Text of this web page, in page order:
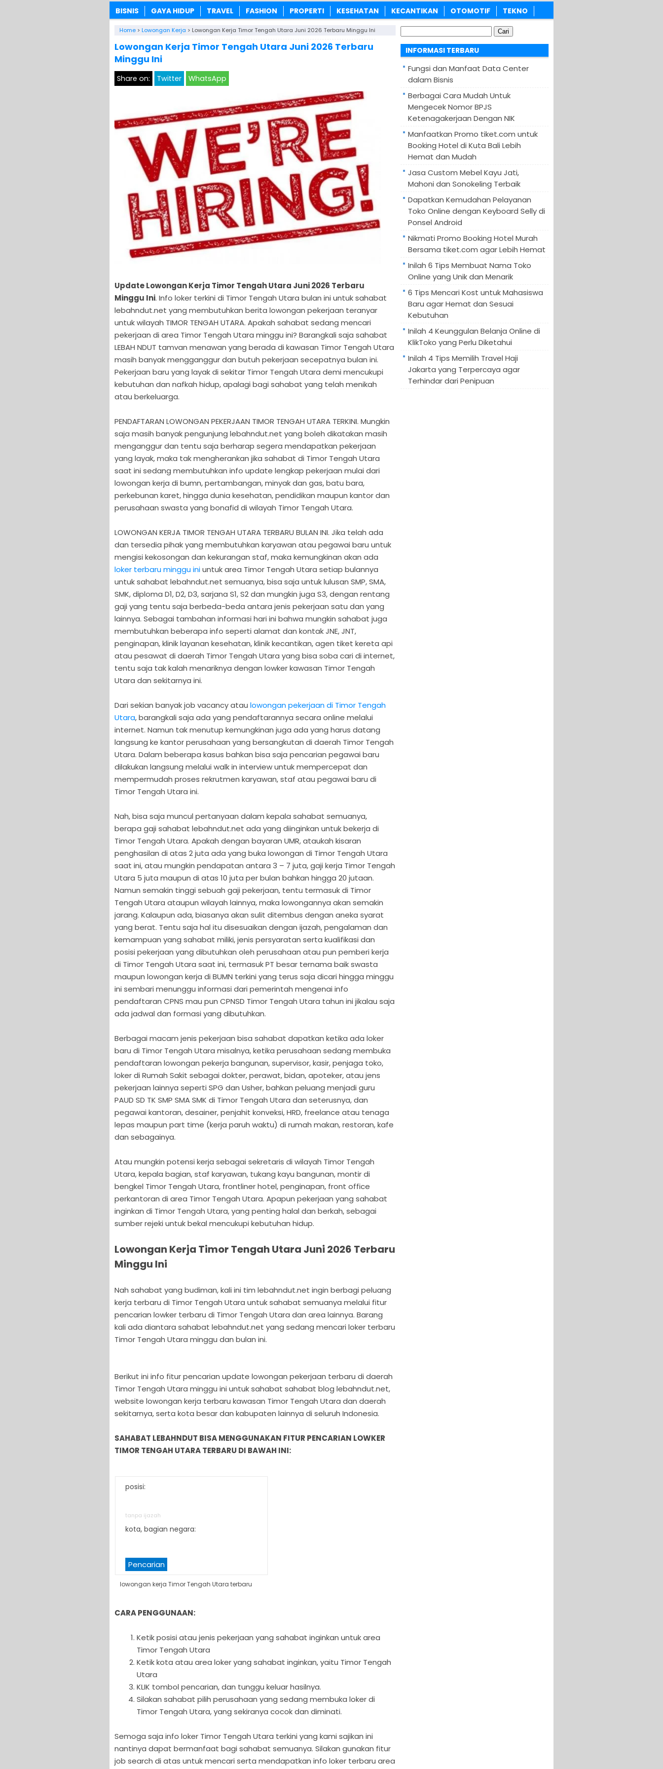
BISNIS GAYA HIDUP TRAVEL FASHION PROPERTI KESEHATAN KECANTIKAN OTOMOTIF TEKNO
Home > Lowongan Kerja > Lowongan Kerja Timor Tengah Utara Juni 2026 Terbaru Minggu Ini
Lowongan Kerja Timor Tengah Utara Juni 2026 Terbaru
Minggu Ini
Share on: Twitter WhatsApp
Update Lowongan Kerja Timor Tengah Utara Juni 2026 Terbaru
Minggu Ini. Info loker terkini di Timor Tengah Utara bulan ini untuk sahabat
lebahndut.net yang membutuhkan berita lowongan pekerjaan teranyar
untuk wilayah TIMOR TENGAH UTARA. Apakah sahabat sedang mencari
pekerjaan di area Timor Tengah Utara minggu ini? Barangkali saja sahabat
LEBAH NDUT tamvan menawan yang berada di kawasan Timor Tengah Utara
masih banyak mengganggur dan butuh pekerjaan secepatnya bulan ini.
Pekerjaan baru yang layak di sekitar Timor Tengah Utara demi mencukupi
kebutuhan dan nafkah hidup, apalagi bagi sahabat yang telah menikah
atau berkeluarga.
PENDAFTARAN LOWONGAN PEKERJAAN TIMOR TENGAH UTARA TERKINI. Mungkin
saja masih banyak pengunjung lebahndut.net yang boleh dikatakan masih
menganggur dan tentu saja berharap segera mendapatkan pekerjaan
yang layak, maka tak mengherankan jika sahabat di Timor Tengah Utara
saat ini sedang membutuhkan info update lengkap pekerjaan mulai dari
lowongan kerja di bumn, pertambangan, minyak dan gas, batu bara,
perkebunan karet, hingga dunia kesehatan, pendidikan maupun kantor dan
perusahaan swasta yang bonafid di wilayah Timor Tengah Utara.
LOWONGAN KERJA TIMOR TENGAH UTARA TERBARU BULAN INI. Jika telah ada
dan tersedia pihak yang membutuhkan karyawan atau pegawai baru untuk
mengisi kekosongan dan kekurangan staf, maka kemungkinan akan ada
loker terbaru minggu iniuntuk area Timor Tengah Utara setiap bulannya
untuk sahabat lebahndut.net semuanya, bisa saja untuk lulusan SMP, SMA,
SMK, diploma D1, D2, D3, sarjana S1, S2 dan mungkin juga S3, dengan rentang
gaji yang tentu saja berbeda-beda antara jenis pekerjaan satu dan yang
lainnya. Sebagai tambahan informasi hari ini bahwa mungkin sahabat juga
membutuhkan beberapa info seperti alamat dan kontak JNE, JNT,
penginapan, klinik layanan kesehatan, klinik kecantikan, agen tiket kereta api
atau pesawat di daerah Timor Tengah Utara yang bisa soba cari di internet,
tentu saja tak kalah menariknya dengan lowker kawasan Timor Tengah
Utara dan sekitarnya ini.
Dari sekian banyak job vacancy atau lowongan pekerjaan di Timor Tengah
Utara, barangkali saja ada yang pendaftarannya secara online melalui
internet. Namun tak menutup kemungkinan juga ada yang harus datang
langsung ke kantor perusahaan yang bersangkutan di daerah Timor Tengah
Utara. Dalam beberapa kasus bahkan bisa saja pencarian pegawai baru
dilakukan langsung melalui walk in interview untuk mempercepat dan
mempermudah proses rekrutmen karyawan, staf atau pegawai baru di
Timor Tengah Utara ini.
Nah, bisa saja muncul pertanyaan dalam kepala sahabat semuanya,
berapa gaji sahabat lebahndut.net ada yang diinginkan untuk bekerja di
Timor Tengah Utara. Apakah dengan bayaran UMR, ataukah kisaran
penghasilan di atas 2 juta ada yang buka lowongan di Timor Tengah Utara
saat ini, atau mungkin pendapatan antara 3 – 7 juta, gaji kerja Timor Tengah
Utara 5 juta maupun di atas 10 juta per bulan bahkan hingga 20 jutaan.
Namun semakin tinggi sebuah gaji pekerjaan, tentu termasuk di Timor
Tengah Utara ataupun wilayah lainnya, maka lowongannya akan semakin
jarang. Kalaupun ada, biasanya akan sulit ditembus dengan aneka syarat
yang berat. Tentu saja hal itu disesuaikan dengan ijazah, pengalaman dan
kemampuan yang sahabat miliki, jenis persyaratan serta kualifikasi dan
posisi pekerjaan yang dibutuhkan oleh perusahaan atau pun pemberi kerja
di Timor Tengah Utara saat ini, termasuk PT besar ternama baik swasta
maupun lowongan kerja di BUMN terkini yang terus saja dicari hingga minggu
ini sembari menunggu informasi dari pemerintah mengenai info
pendaftaran CPNS mau pun CPNSD Timor Tengah Utara tahun ini jikalau saja
ada jadwal dan formasi yang dibutuhkan.
Berbagai macam jenis pekerjaan bisa sahabat dapatkan ketika ada loker
baru di Timor Tengah Utara misalnya, ketika perusahaan sedang membuka
pendaftaran lowongan pekerja bangunan, supervisor, kasir, penjaga toko,
loker di Rumah Sakit sebagai dokter, perawat, bidan, apoteker, atau jens
pekerjaan lainnya seperti SPG dan Usher, bahkan peluang menjadi guru
PAUD SD TK SMP SMA SMK di Timor Tengah Utara dan seterusnya, dan
pegawai kantoran, desainer, penjahit konveksi, HRD, freelance atau tenaga
lepas maupun part time (kerja paruh waktu) di rumah makan, restoran, kafe
dan sebagainya.
Atau mungkin potensi kerja sebagai sekretaris di wilayah Timor Tengah
Utara, kepala bagian, staf karyawan, tukang kayu bangunan, montir di
bengkel Timor Tengah Utara, frontliner hotel, penginapan, front office
perkantoran di area Timor Tengah Utara. Apapun pekerjaan yang sahabat
inginkan di Timor Tengah Utara, yang penting halal dan berkah, sebagai
sumber rejeki untuk bekal mencukupi kebutuhan hidup.
Lowongan Kerja Timor Tengah Utara Juni 2026 Terbaru
Minggu Ini
Nah sahabat yang budiman, kali ini tim lebahndut.net ingin berbagi peluang
kerja terbaru di Timor Tengah Utara untuk sahabat semuanya melalui fitur
pencarian lowker terbaru di Timor Tengah Utara dan area lainnya. Barang
kali ada diantara sahabat lebahndut.net yang sedang mencari loker terbaru
Timor Tengah Utara minggu dan bulan ini.
Berikut ini info fitur pencarian update lowongan pekerjaan terbaru di daerah
Timor Tengah Utara minggu ini untuk sahabat sahabat blog lebahndut.net,
website lowongan kerja terbaru kawasan Timor Tengah Utara dan daerah
sekitarnya, serta kota besar dan kabupaten lainnya di seluruh Indonesia.
SAHABAT LEBAHNDUT BISA MENGGUNAKAN FITUR PENCARIAN LOWKER
TIMOR TENGAH UTARA TERBARU DI BAWAH INI:
posisi:
tanpa ijazah
kota, bagian negara:
Pencarian
lowongan kerja Timor Tengah Utara terbaru
CARA PENGGUNAAN:
Ketik posisi atau jenis pekerjaan yang sahabat inginkan untuk area
Timor Tengah Utara
Ketik kota atau area loker yang sahabat inginkan, yaitu Timor Tengah
Utara
KLIK tombol pencarian, dan tunggu keluar hasilnya.
Silakan sahabat pilih perusahaan yang sedang membuka loker di
Timor Tengah Utara, yang sekiranya cocok dan diminati.
Semoga saja info loker Timor Tengah Utara terkini yang kami sajikan ini
nantinya dapat bermanfaat bagi sahabat semuanya. Silakan gunakan fitur
job search di atas untuk mencari serta mendapatkan info loker terbaru area
untuk:
INFORMASI TERBARU
Fungsi dan Manfaat Data Center
dalam Bisnis
Berbagai Cara Mudah Untuk
Mengecek Nomor BPJS
Ketenagakerjaan Dengan NIK
Manfaatkan Promo tiket.com untuk
Booking Hotel di Kuta Bali Lebih
Hemat dan Mudah
Jasa Custom Mebel Kayu Jati,
Mahoni dan Sonokeling Terbaik
Dapatkan Kemudahan Pelayanan
Toko Online dengan Keyboard Selly di
Ponsel Android
Nikmati Promo Booking Hotel Murah
Bersama tiket.com agar Lebih Hemat
Inilah 6 Tips Membuat Nama Toko
Online yang Unik dan Menarik
6 Tips Mencari Kost untuk Mahasiswa
Baru agar Hemat dan Sesuai
Kebutuhan
Inilah 4 Keunggulan Belanja Online di
KlikToko yang Perlu Diketahui
Inilah 4 Tips Memilih Travel Haji
Jakarta yang Terpercaya agar
Terhindar dari Penipuan